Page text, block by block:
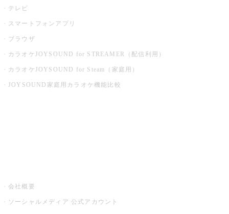
テレビ
スマートフォンアプリ
ブラウザ
カラオケJOYSOUND for STREAMER（配信利用）
カラオケJOYSOUND for Steam（家庭用）
JOYSOUND家庭用カラオケ機能比較
会社概要
ソーシャルメディア 公式アカウント